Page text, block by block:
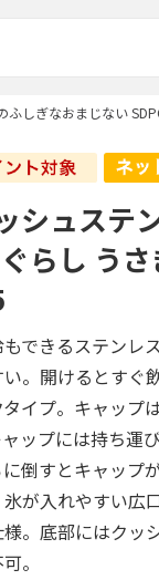
しぎなおまじない
シュステ
らし う
できるステンレ
。開けるとすぐ
イプ。キャップ
ップには持ち運
倒すとキャップ
が入れやすい広
。底部にはクッ
。